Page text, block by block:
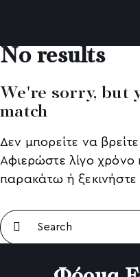
No results
We're sorry, but
match
Δεν μπορείτε να
Αφιερώστε λίγο χρόνο
παρακάτω ή